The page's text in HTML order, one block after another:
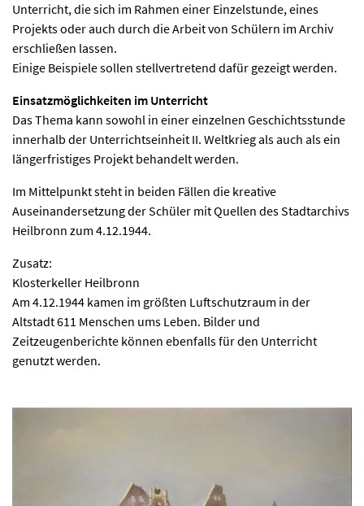
Unterricht, die sich im Rahmen einer Einzelstunde, eines
Projekts oder auch durch die Arbeit von Schülern im Archiv
erschließen lassen.
Einige Beispiele sollen stellvertretend dafür gezeigt werden.
Einsatzmöglichkeiten im Unterricht
Das Thema kann sowohl in einer einzelnen Geschichtsstunde
innerhalb der Unterrichtseinheit II. Weltkrieg als auch als ein
längerfristiges Projekt behandelt werden.
Im Mittelpunkt steht in beiden Fällen die kreative
Auseinandersetzung der Schüler mit Quellen des Stadtarchivs
Heilbronn zum 4.12.1944.
Zusatz:
Klosterkeller Heilbronn
Am 4.12.1944 kamen im größten Luftschutzraum in der
Altstadt 611 Menschen ums Leben. Bilder und
Zeitzeugenberichte können ebenfalls für den Unterricht
genutzt werden.